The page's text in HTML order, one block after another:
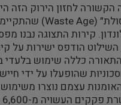
הקשורה לחזון הירוק הזה
(
Waste Age
)
קירות התצוגה נבנו
הודפס ישירות על
כללה שימוש בלעדי
שהופעלו על ידי
האומנות עצמם נוצרו